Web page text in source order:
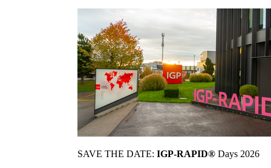
SAVE THE DATE: IGP-RAPID® Days 2026